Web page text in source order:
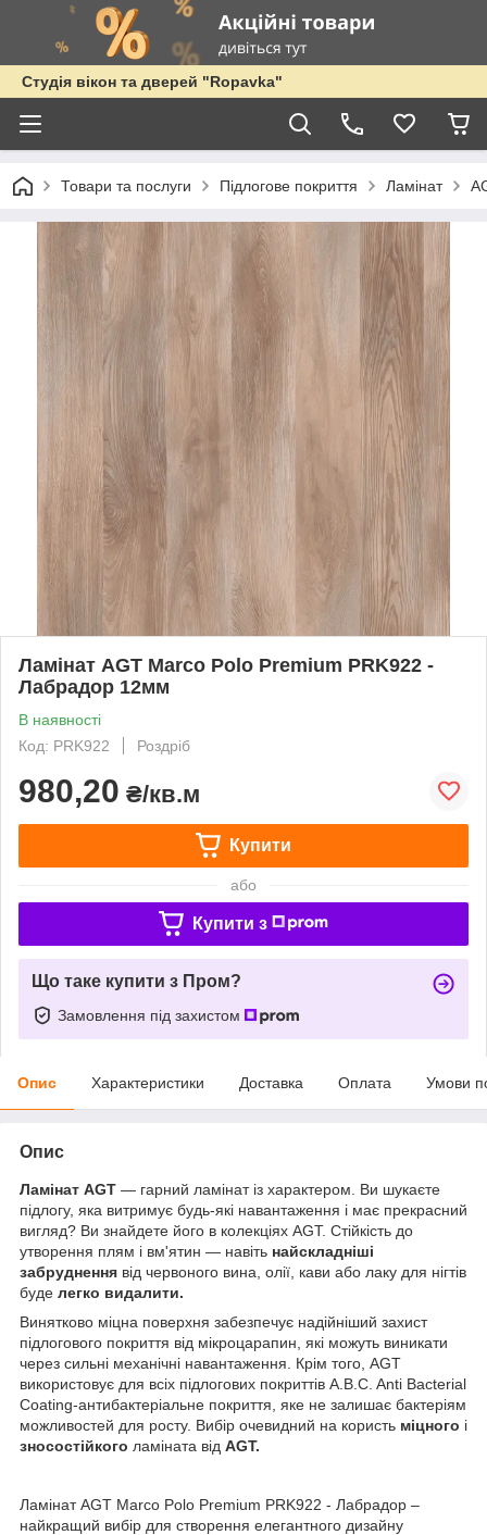
Студія вікон та дверей "Ropavka"
Товари та послуги Підлогове покриття Ламінат
Ламінат AGT Marco Polo Premium PRK922 -
Лабрадор 12мм
В наявності
Код: PRK922
Роздріб
980,20 ₴/кв.м
Купити
або
Купити з
Що таке купити з Пром?
Замовлення під захистом
Опис Характеристики Доставка Оплата Умови
Опис
Ламінат AGT — гарний ламінат із характером. Ви шукаєте
підлогу, яка витримує будь-які навантаження і має прекрасний
вигляд? Ви знайдете його в колекціях AGT. Стійкість до
утворення плям і вм'ятин — навіть найскладніші
забруднення від червоного вина, олії, кави або лаку для нігтів
буде легко видалити.
Винятково міцна поверхня забезпечує надійніший захист
підлогового покриття від мікроцарапин, які можуть виникати
через сильні механічні навантаження. Крім того, AGT
використовує для всіх підлогових покриттів A.B.C. Anti Bacterial
Coating-антибактеріальне покриття, яке не залишає бактеріям
можливостей для росту. Вибір очевидний на користь міцного і
зносостійкого ламіната від AGT.
Ламінат AGT Marco Polo Premium PRK922 - Лабрадор –
найкращий вибір для створення елегантного дизайну